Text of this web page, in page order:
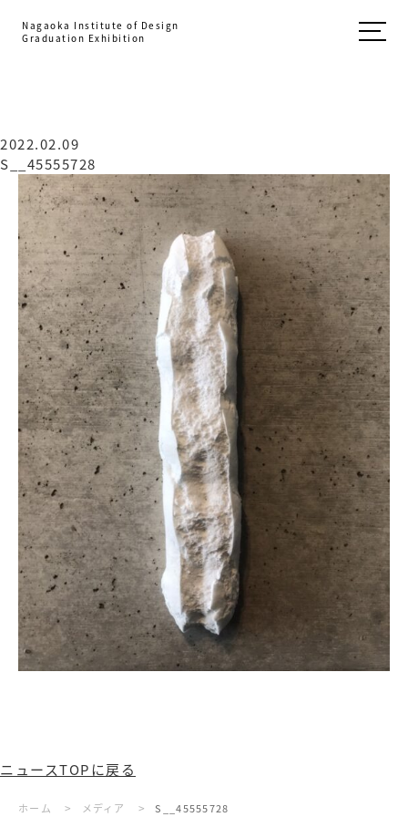
Nagaoka Institute of Design
Graduation Exhibition
2022.02.09
S__45555728
ニュースTOPに戻る
ホーム > メディア > S__45555728